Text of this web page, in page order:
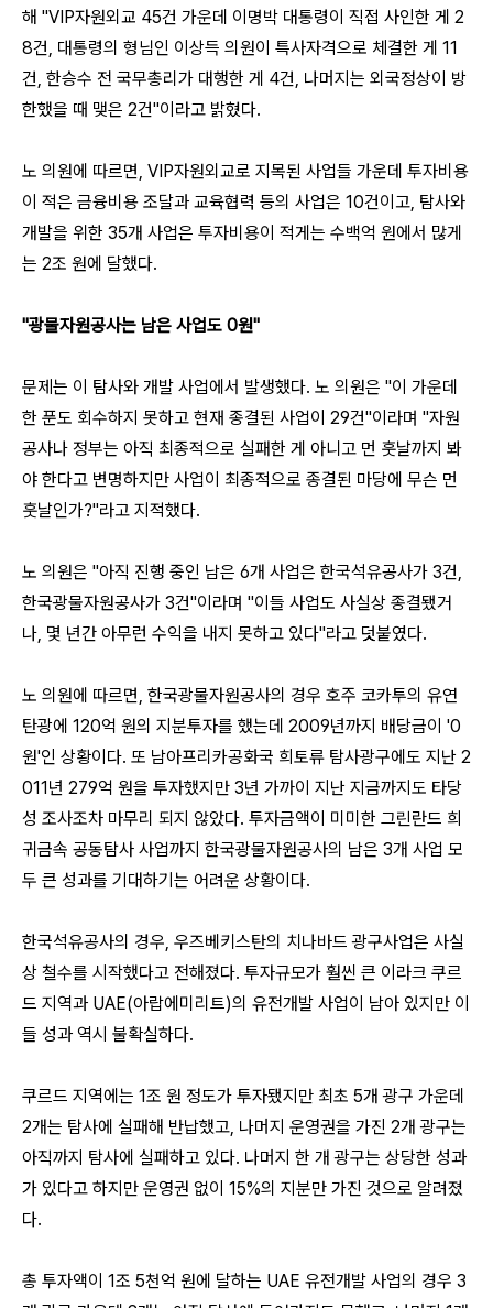
해 "VIP자원외교 45건 가운데 이명박 대통령이 직접 사인한 게 2
8건, 대통령의 형님인 이상득 의원이 특사자격으로 체결한 게 11
건, 한승수 전 국무총리가 대행한 게 4건, 나머지는 외국정상이 방
한했을 때 맺은 2건"이라고 밝혔다.
노 의원에 따르면, VIP자원외교로 지목된 사업들 가운데 투자비용
이 적은 금융비용 조달과 교육협력 등의 사업은 10건이고, 탐사와
개발을 위한 35개 사업은 투자비용이 적게는 수백억 원에서 많게
는 2조 원에 달했다.
"광물자원공사는 남은 사업도 0원"
문제는 이 탐사와 개발 사업에서 발생했다. 노 의원은 "이 가운데
한 푼도 회수하지 못하고 현재 종결된 사업이 29건"이라며 "자원
공사나 정부는 아직 최종적으로 실패한 게 아니고 먼 훗날까지 봐
야 한다고 변명하지만 사업이 최종적으로 종결된 마당에 무슨 먼
훗날인가?"라고 지적했다.
노 의원은 "아직 진행 중인 남은 6개 사업은 한국석유공사가 3건,
한국광물자원공사가 3건"이라며 "이들 사업도 사실상 종결됐거
나, 몇 년간 아무런 수익을 내지 못하고 있다"라고 덧붙였다.
노 의원에 따르면, 한국광물자원공사의 경우 호주 코카투의 유연
탄광에 120억 원의 지분투자를 했는데 2009년까지 배당금이 '0
원'인 상황이다. 또 남아프리카공화국 희토류 탐사광구에도 지난 2
011년 279억 원을 투자했지만 3년 가까이 지난 지금까지도 타당
성 조사조차 마무리 되지 않았다. 투자금액이 미미한 그린란드 희
귀금속 공동탐사 사업까지 한국광물자원공사의 남은 3개 사업 모
두 큰 성과를 기대하기는 어려운 상황이다.
한국석유공사의 경우, 우즈베키스탄의 치나바드 광구사업은 사실
상 철수를 시작했다고 전해졌다. 투자규모가 훨씬 큰 이라크 쿠르
드 지역과 UAE(아랍에미리트)의 유전개발 사업이 남아 있지만 이
들 성과 역시 불확실하다.
쿠르드 지역에는 1조 원 정도가 투자됐지만 최초 5개 광구 가운데
2개는 탐사에 실패해 반납했고, 나머지 운영권을 가진 2개 광구는
아직까지 탐사에 실패하고 있다. 나머지 한 개 광구는 상당한 성과
가 있다고 하지만 운영권 없이 15%의 지분만 가진 것으로 알려졌
다.
총 투자액이 1조 5천억 원에 달하는 UAE 유전개발 사업의 경우 3